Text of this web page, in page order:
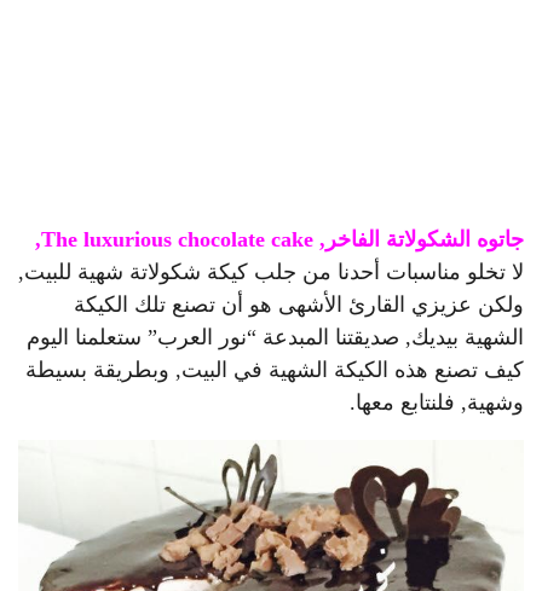
جاتوه الشكولاتة الفاخر, The luxurious chocolate cake,
لا تخلو مناسبات أحدنا من جلب كيكة شكولاتة شهية للبيت,
ولكن عزيزي القارئ الأشهى هو أن تصنع تلك الكيكة
الشهية بيديك, صديقتنا المبدعة “نور العرب” ستعلمنا اليوم
كيف تصنع هذه الكيكة الشهية في البيت, وبطريقة بسيطة
وشهية, فلنتابع معها.